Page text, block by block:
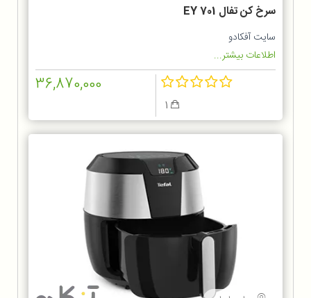
سرخ كن تفال EY 701
سایت آفکادو
اطلاعات بیشتر...
36,870,000